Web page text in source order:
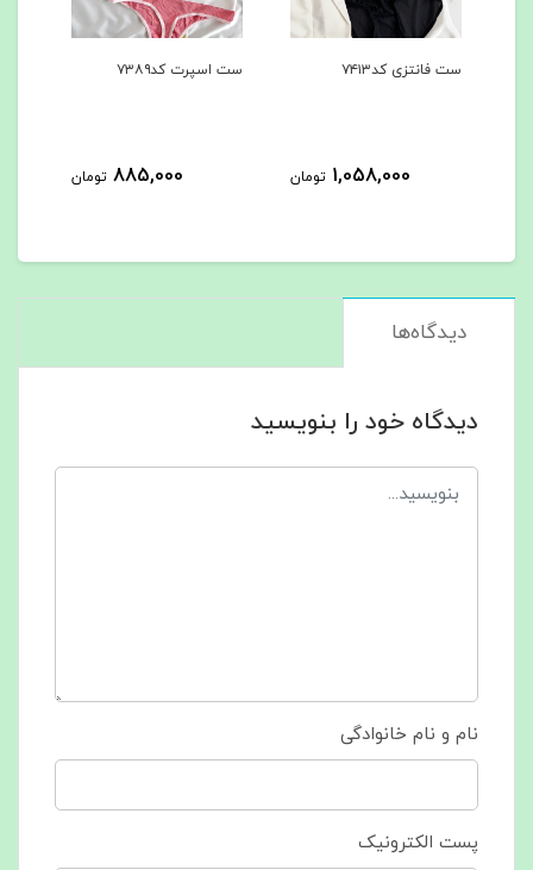
ست اسپرت کد۷۳۸۹
885,000 تومان
شرت فانتزی پشت باز
425,000 تومان
دیدگاه‌ها
دیدگاه خود را بنویسید
نام و نام خانوادگی
پست الکترونیک